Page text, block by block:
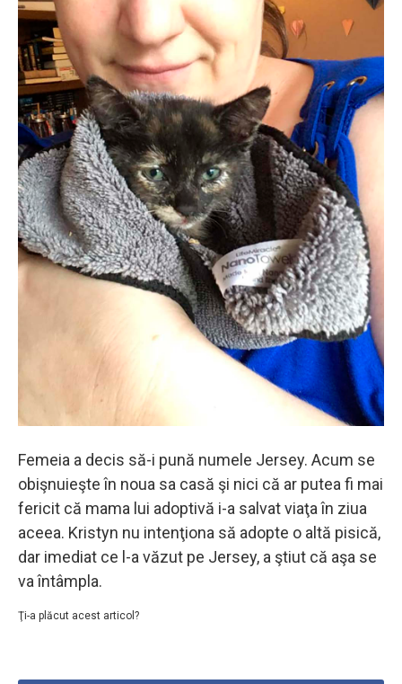
Femeia a decis să-i pună numele Jersey. Acum se
obişnuieşte în noua sa casă şi nici că ar putea fi mai
fericit că mama lui adoptivă i-a salvat viaţa în ziua
aceea. Kristyn nu intenţiona să adopte o altă pisică,
dar imediat ce l-a văzut pe Jersey, a ştiut că aşa se
va întâmpla.
Ţi-a plăcut acest articol?